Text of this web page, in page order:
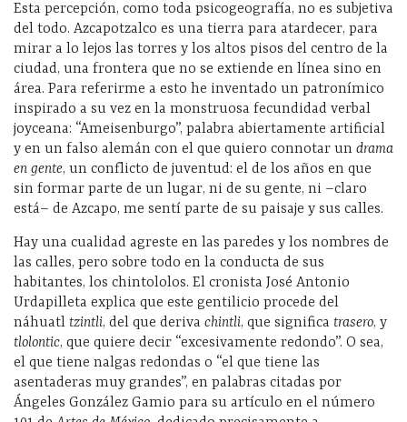
Esta percepción, como toda psicogeografía, no es subjetiva
del todo. Azcapotzalco es una tierra para atardecer, para
mirar a lo lejos las torres y los altos pisos del centro de la
ciudad, una frontera que no se extiende en línea sino en
área. Para referirme a esto he inventado un patronímico
inspirado a su vez en la monstruosa fecundidad verbal
joyceana: “Ameisenburgo”, palabra abiertamente artificial
y en un falso alemán con el que quiero connotar un drama
en gente, un conflicto de juventud: el de los años en que
sin formar parte de un lugar, ni de su gente, ni –claro
está– de Azcapo, me sentí parte de su paisaje y sus calles.
Hay una cualidad agreste en las paredes y los nombres de
las calles, pero sobre todo en la conducta de sus
habitantes, los chintololos. El cronista José Antonio
Urdapilleta explica que este gentilicio procede del
náhuatl tzintli, del que deriva chintli, que significa trasero, y
tlolontic, que quiere decir “excesivamente redondo”. O sea,
el que tiene nalgas redondas o “el que tiene las
asentaderas muy grandes”, en palabras citadas por
Ángeles González Gamio para su artículo en el número